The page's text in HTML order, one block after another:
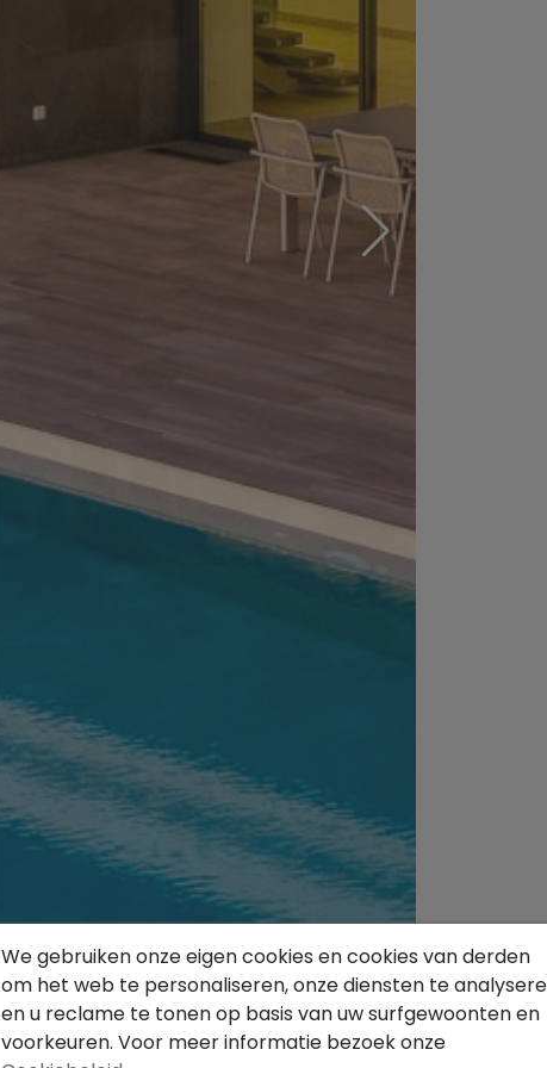
We gebruiken onze eigen cookies en cookies van derden
om het web te personaliseren, onze diensten te
en u reclame te tonen op basis van uw surfgewoonten en
voorkeuren. Voor meer informatie bezoek onze